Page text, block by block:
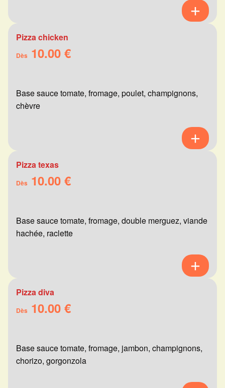
Pizza chicken
Dès 10.00 €
Base sauce tomate, fromage, poulet, champignons,
chèvre
Pizza texas
Dès 10.00 €
Base sauce tomate, fromage, double merguez, viande
hachée, raclette
Pizza diva
Dès 10.00 €
Base sauce tomate, fromage, jambon, champignons,
chorizo, gorgonzola